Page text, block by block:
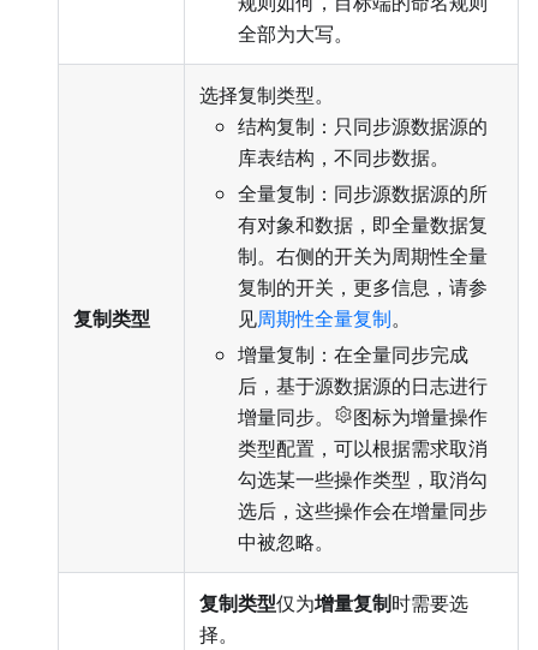
全部为大写。
复制类型
选择复制类型。
结构复制：只同步源数据源的
库表结构，不同步数据。
全量复制：同步源数据源的所
有对象和数据，即全量数据复
制。右侧的开关为周期性全量
复制的开关，更多信息，请参
见周期性全量复制。
增量复制：在全量同步完成
后，基于源数据源的日志进行
增量同步。
图标为增量操作
类型配置，可以根据需求取消
勾选某一些操作类型，取消勾
选后，这些操作会在增量同步
中被忽略。
复制类型仅为增量复制时需要选
择。